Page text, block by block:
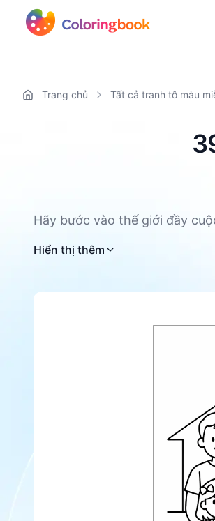
Trang chủ Tất cả tranh tô màu
Hãy bước vào thế giới đầy
thần dũng cảm của Goku
tượng và thể hiện nghệ thuật
Hiển thị thêm